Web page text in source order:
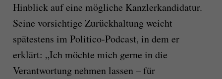
Hinblick auf eine mögliche Kanzlerkandidatur.
Seine vorsichtige Zurückhaltung weicht
spätestens im Politico-Podcast, in dem er
erklärt: „Ich möchte mich gerne in die
Verantwortung nehmen lassen – für